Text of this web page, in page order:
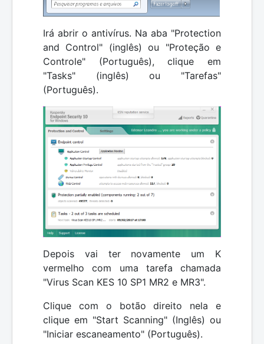
Irá abrir o antivírus. Na aba "Protection
and Control" (inglês) ou "Proteção e
Controle" (Português), clique em
"Tasks" (inglês) ou "Tarefas"
(Português).
Depois vai ter novamente um K
vermelho com uma tarefa chamada
"Virus Scan KES 10 SP1 MR2 e MR3".
Clique com o botão direito nela e
clique em "Start Scanning" (Inglês) ou
"Iniciar escaneamento" (Português).